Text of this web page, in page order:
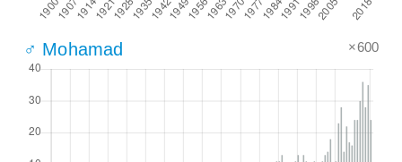
♂ Mohamad ×600